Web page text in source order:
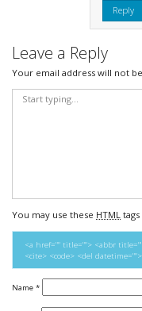
Reply
Leave a Reply
Your email address will not
You may use these HTML
<a href="" title=""> <abbr
<cite> <code> <del
Name *